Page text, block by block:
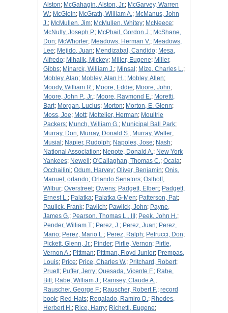
Alston; McGahagin, Alston, Jr.; McGarvey, Warren
W.; McGloin; McGrath, William A.; McManus, John
J.; McMullen, Jim; McMullen, Whitey; McNeece;
McNulty, Joseph P.; McPhail, Gordon J.; McShane,
Don; McWhorter; Meadows, Herman V.; Meadows,
Lee; Mejido, Juan; Mendizabal, Candido; Mesa,
Alfredo; Mihalik, Mickey; Miller, Eugene; Miller,
Gibbs; Minarck, William J.; Minsal ; Mize, Charles L.;
Mobley, Alan; Mobley, Alan H.; Mobley, Allen;
Moody, William R.; Moore, Eddie; Moore, John;
Moore, John P., Jr.; Moore, Raymond E.; Moretti,
Bart; Morgan, Lucius; Morton; Morton, E. Glenn;
Moss, Joe; Mott; Mottelier, Herman; Moultrie
Packers; Munch, William G.; Municipal Ball Park;
Murray, Don; Murray, Donald S.; Murray, Walter;
Musial ; Napier, Rudolph; Napoles, Jose; Nash;
National Association; Nepote, Donald A.; New York
Yankees; Newell ; O'Callaghan, Thomas C.; Ocala;
Occhailini; Odum, Harvey; Oliver, Benjamin; Onis,
Manuel ; orlando; Orlando Senators; Osthoff,
Wilbur; Overstreet; Owens; Padgett, Elbert; Padgett,
Ernest L.; Palatka; Palatka G-Men; Patterson, Pat;
Paulick, Frank; Pavlich; Pawlick, John; Payne,
James G.; Pearson, Thomas L., III ; Peek, John H.;
Pender, William T.; Perez, J.; Perez, Juan; Perez,
Mario; Perez, Mario L.; Perez, Ralph; Petrucci, Don;
Pickett, Glenn, Jr.; Pinder; Pirtle, Vernon; Pirtle,
Vernon A.; Pittman; Pittman, Floyd Junior; Prempas,
Louis; Price; Price, Charles W.; Pritchard, Robert;
Pruett; Puffer, Jerry; Quesada, Vicente F.; Rabe,
Bill ; Rabe, William J.; Ramsey, Claude A.;
Rauscher, George F.; Rauscher, Robert F.; record
book; Red-Hats; Regalado, Ramiro D.; Rhodes,
Herbert H.; Rice, Harry; Richetti, Eugene;